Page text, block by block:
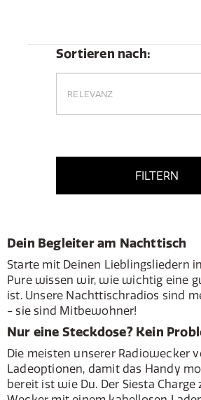
Sortieren nach:
FILTERN
Dein Begleiter am Nachttisch
Starte mit Deinen Lieblingsliedern
Pure wissen wir, wie wichtig eine
ist. Unsere Nachttischradios sind
- sie sind Mitbewohner!
Nur eine Steckdose? Kein
Die meisten unserer Radiowecker
Ladeoptionen, damit das Handy
bereit ist wie Du. Der Siesta